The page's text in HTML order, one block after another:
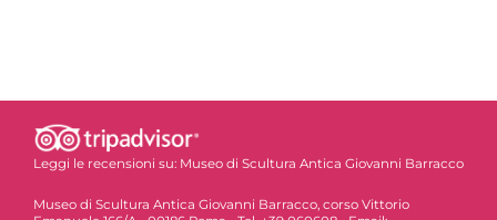
Leggi le recensioni su: Museo di Scultura Antica Giovanni Barracco
Museo di Scultura Antica Giovanni Barracco, corso Vittorio